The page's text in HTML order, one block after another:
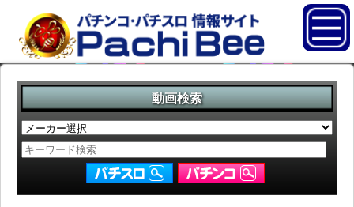
動画検索